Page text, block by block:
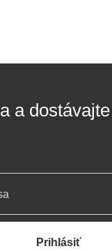
a
Prihlásiť